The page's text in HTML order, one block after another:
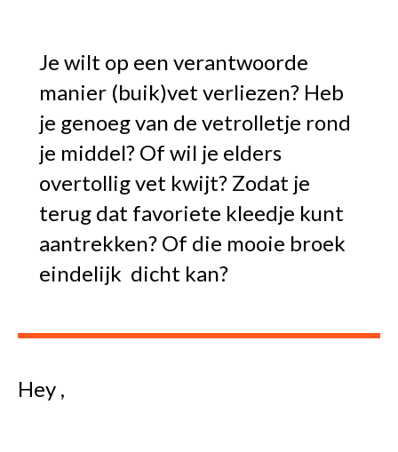
Je wilt op een verantwoorde
manier (buik)vet verliezen? Heb
je genoeg van de vetrolletje rond
je middel? Of wil je elders
overtollig vet kwijt? Zodat je
terug dat favoriete kleedje kunt
aantrekken? Of die mooie broek
eindelijk dicht kan?
Hey ,